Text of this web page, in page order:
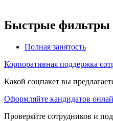
Быстрые фильтры
Полная занятость
Корпоративная поддержка
Какой соцпакет вы
Оформляйте кандидатов
Проверяйте сотрудников и